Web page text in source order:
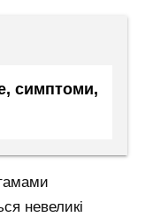
симптоми,
невеликі